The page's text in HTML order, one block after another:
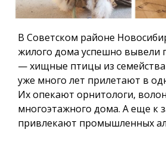
В Советском районе
жилого дома успешно вывели
— хищные птицы из
уже много лет прилетают в
Их опекают орнитологи,
многоэтажного дома. А еще к
привлекают промышленных